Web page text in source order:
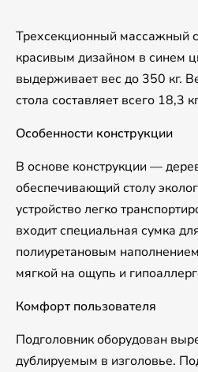
Трехсекционный массажный
красивым дизайном в синем
выдерживает вес до 350 кг.
стола составляет всего 18,3
Особенности конструкции
В основе конструкции —
обеспечивающий столу
устройство легко
входит специальная сумка
полиуретановым
мягкой на ощупь и
Комфорт пользователя
Подголовник оборудован
дублируемым в изголовье.